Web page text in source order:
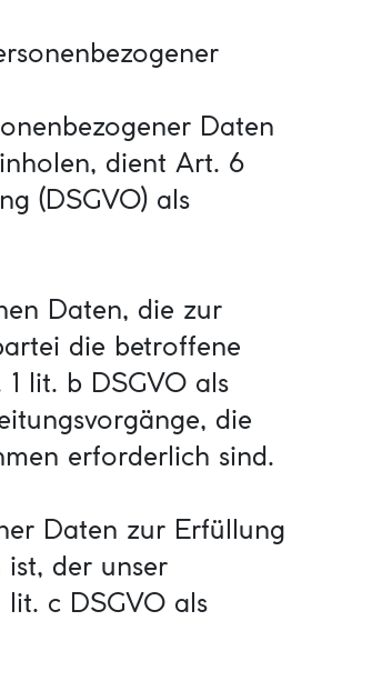
Daten
dient Art. 6
(DSGVO) als
Daten, die zur
die betroffene
lit. b DSGVO als
die
erforderlich sind.
Daten zur Erfüllung
der unser
c DSGVO als